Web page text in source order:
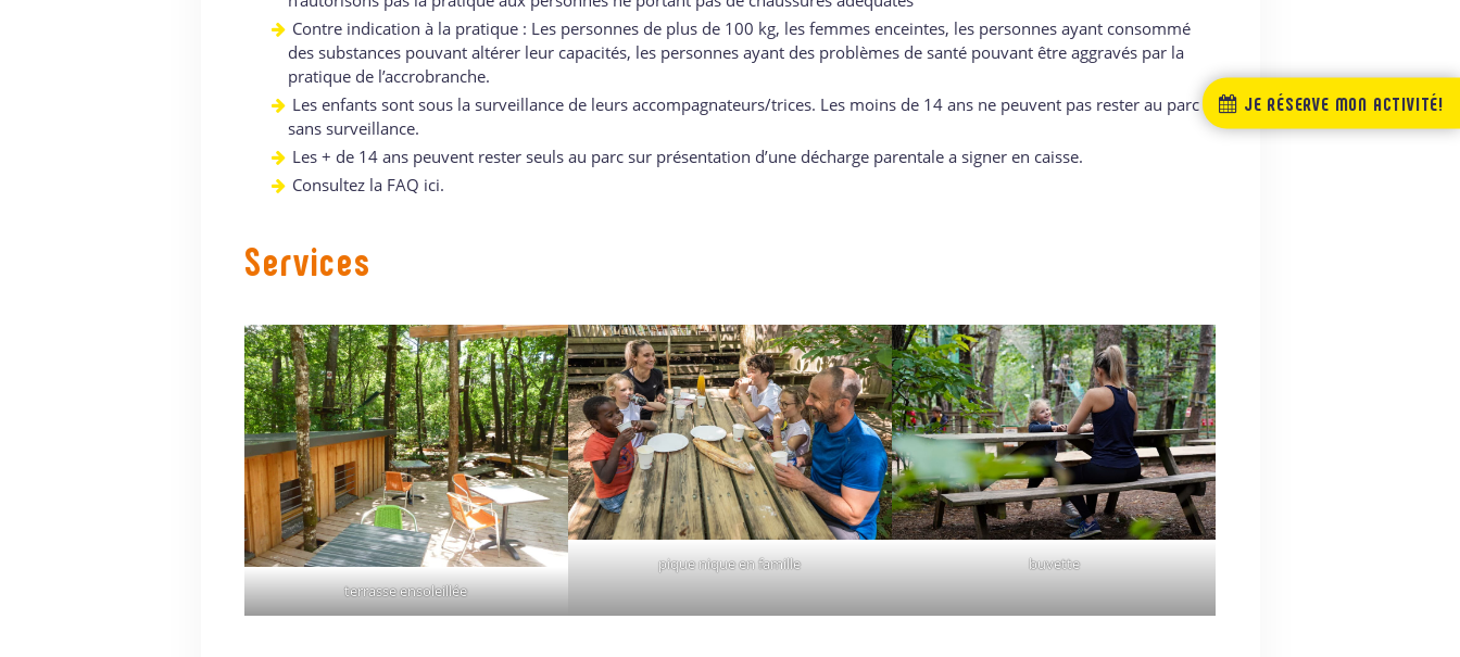
Contre indication à la pratique : Les personnes de plus de 100 kg, les femmes enceintes, les personnes ayant consommé
des substances pouvant altérer leur capacités, les personnes ayant des problèmes de santé pouvant être aggravés par la
pratique de l’accrobranche.
Les enfants sont sous la surveillance de leurs accompagnateurs/trices. Les moins de 14 ans ne peuvent pas rester au parc
sans surveillance.
Les + de 14 ans peuvent rester seuls au parc sur présentation d’une décharge parentale a signer en caisse.
Consultez la FAQ ici.
Services
terrasse ensoleillée
pique nique en famille buvette
JE RÉSERVE MON ACTIVITÉ!